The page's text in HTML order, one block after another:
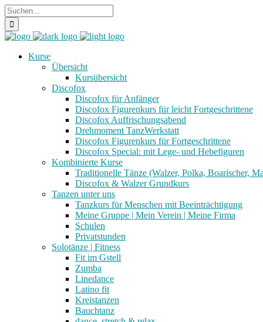
Kurse
Übersicht
Kursübersicht
Discofox
Discofox für Anfänger
Discofox Figurenkurs für leicht Fortgeschrittene
Discofox Auffrischungsabend
Drehmoment TanzWerkstatt
Discofox Figurenkurs für Fortgeschrittene
Discofox Special: mit Lege- und Hebefiguren
Kombinierte Kurse
Traditionelle Tänze (Walzer, Polka, Boarischer,
Discofox & Walzer Grundkurs
Tanzen unter uns
Tanzkurs für Menschen mit Beeinträchtigung
Meine Gruppe | Mein Verein | Meine Firma
Schulen
Privatstunden
Solotänze | Fitness
Fit im Gstell
Zumba
Linedance
Latino fit
Kreistanzen
Bauchtanz